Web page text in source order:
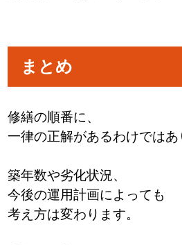
まとめ
修繕の順番に、
一律の正解があるわけではあ
築年数や劣化状況、
今後の運用計画によっても
考え方は変わります。